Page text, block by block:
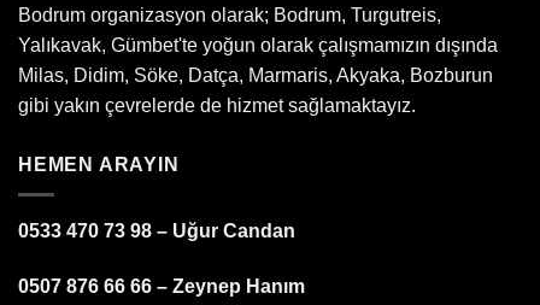
Bodrum organizasyon olarak; Bodrum, Turgutreis,
Yalıkavak, Gümbet'te yoğun olarak çalışmamızın dışında
Milas, Didim, Söke, Datça, Marmaris, Akyaka, Bozburun
gibi yakın çevrelerde de hizmet sağlamaktayız.
HEMEN ARAYIN
0533 470 73 98 – Uğur Candan
0507 876 66 66 – Zeynep Hanım